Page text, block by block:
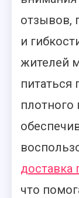
отзывов,
и
жителей
питаться
плотного
доставка
что